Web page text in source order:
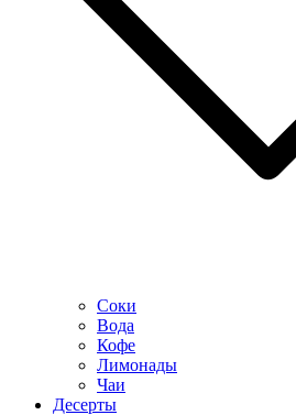
Соки
Вода
Кофе
Лимонады
Чаи
Десерты